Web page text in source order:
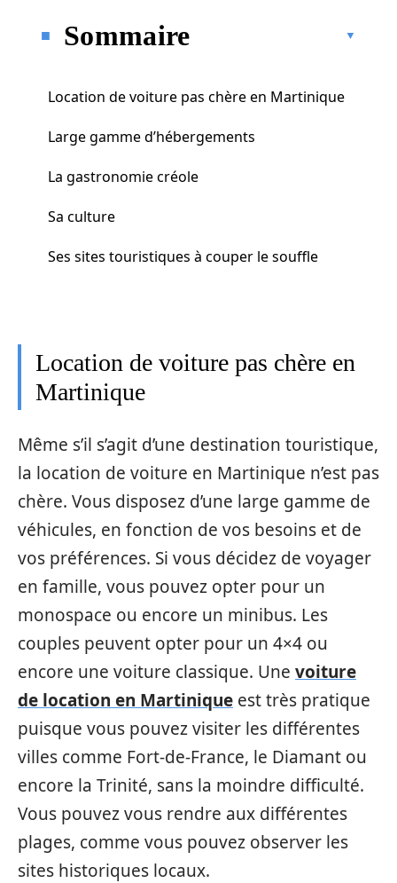
Sommaire
Location de voiture pas chère en Martinique
Large gamme d’hébergements
La gastronomie créole
Sa culture
Ses sites touristiques à couper le souffle
Location de voiture pas chère en
Martinique
Même s’il s’agit d’une destination touristique,
la location de voiture en Martinique n’est pas
chère. Vous disposez d’une large gamme de
véhicules, en fonction de vos besoins et de
vos préférences. Si vous décidez de voyager
en famille, vous pouvez opter pour un
monospace ou encore un minibus. Les
couples peuvent opter pour un 4×4 ou
encore une voiture classique. Une voiture
de location en Martinique est très pratique
puisque vous pouvez visiter les différentes
villes comme Fort-de-France, le Diamant ou
encore la Trinité, sans la moindre difficulté.
Vous pouvez vous rendre aux différentes
plages, comme vous pouvez observer les
sites historiques locaux.